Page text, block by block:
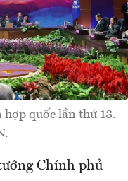
quốc lần thứ 13.
Chính phủ